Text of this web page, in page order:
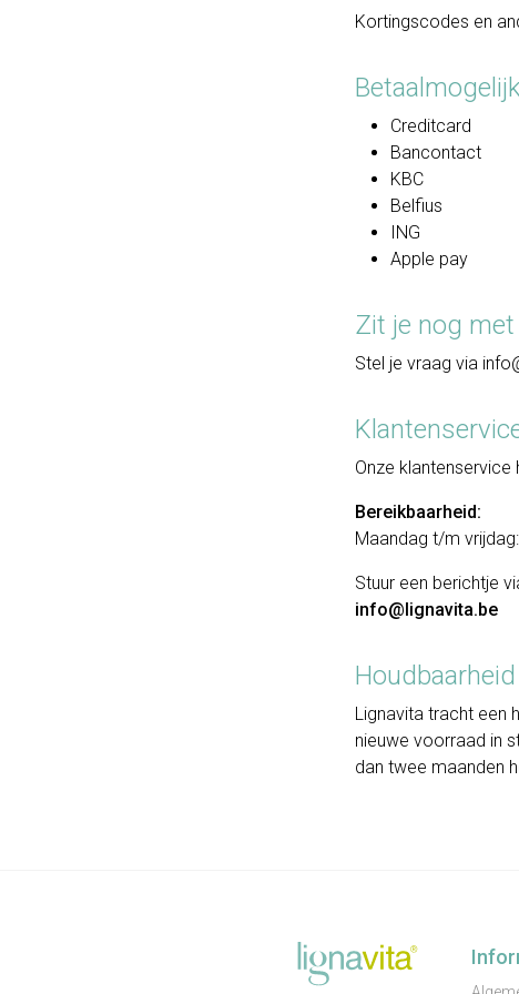
Kortingscodes en
Creditcard
Bancontact
KBC
Belfius
ING
Apple pay
Zit je nog met
Stel je vraag via
Onze klantenservice
Bereikbaarheid:
Maandag t/m
Stuur een berichtje
info@lignavita.be
Lignavita tracht een
nieuwe voorraad in
dan twee maanden